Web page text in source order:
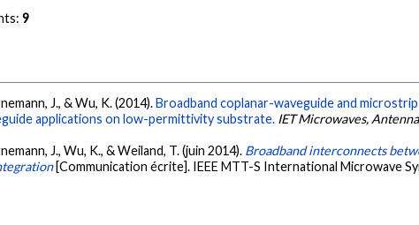
9
J., & Wu, K. (2014).Broadband coplanar-waveguide and
applications on low-permittivity substrate. IET Microwaves,
J., Wu, K., & Weiland, T. (juin 2014). Broadband interconnects
[Communication écrite]. IEEE MTT-S International Microwave